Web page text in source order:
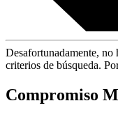
Desafortunadamente, no
criterios de búsqueda.
Compromiso M